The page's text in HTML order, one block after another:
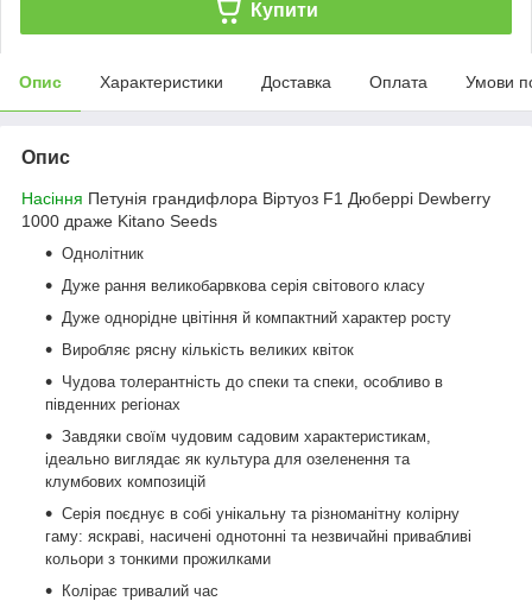
Купити
Опис Характеристики Доставка Оплата Умови
Опис
Насіння Петунія грандифлора Віртуоз F1 Дюберрі Dewberry
1000 драже Kitano Seeds
Однолітник
Дуже рання великобарвкова серія світового класу
Дуже однорідне цвітіння й компактний характер росту
Виробляє рясну кількість великих квіток
Чудова толерантність до спеки та спеки, особливо в
південних регіонах
Завдяки своїм чудовим садовим характеристикам,
ідеально виглядає як культура для озеленення та
клумбових композицій
Серія поєднує в собі унікальну та різноманітну колірну
гаму: яскраві, насичені однотонні та незвичайні привабливі
кольори з тонкими прожилками
Колірає тривалий час